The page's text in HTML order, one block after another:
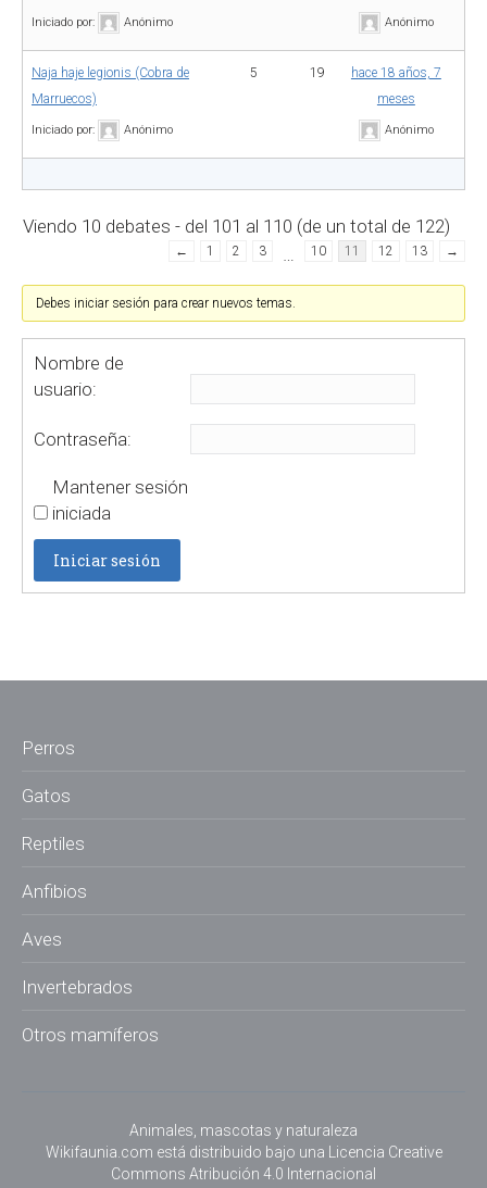
Iniciado por: Anónimo Anónimo
Naja haje legionis (Cobra de
Marruecos)
Iniciado por: Anónimo
5 19
hace 18 años, 7
meses
Anónimo
Viendo 10 debates - del 101 al 110 (de un total de 122)
← 1 2 3 … 10 11 12 13 →
Debes iniciar sesión para crear nuevos temas.
Nombre de
usuario:
Contraseña:
Mantener sesión
iniciada
Iniciar sesión
Perros
Gatos
Reptiles
Anfibios
Aves
Invertebrados
Otros mamíferos
Animales, mascotas y naturaleza
Wikifaunia.com está distribuido bajo una
Licencia Creative
Commons Atribución 4.0 Internacional